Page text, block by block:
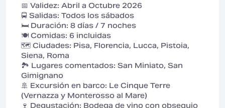
📅 Validez: Abril a Octubre 2026
🚍 Salidas: Todos los sábados
🛏️ Duración: 8 días / 7 noches
🍽️ Comidas: 6 incluidas
🗺️ Ciudades: Pisa, Florencia, Lucca, Pistoia,
Siena, Roma
🏞️ Lugares comentados: San Miniato, San
Gimignano
🚢 Excursión en barco: Le Cinque Terre
(Vernazza y Monterosso al Mare)
🍷 Degustación: Bodega de vino con obsequio